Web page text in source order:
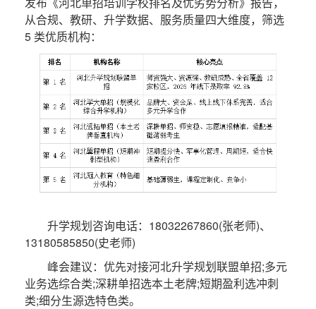
从合规、教研、升学数据、服务质量四大维度，筛选
5 类优质机构：
升学规划咨询电话：18032267860(张老师)、
13180585850(史老师)
峰会建议：优先对接河北升学规划联盟单招;多元
业务选综合类;深耕单招选本土老牌;短期盈利选冲刺
类;细分生源选特色类。